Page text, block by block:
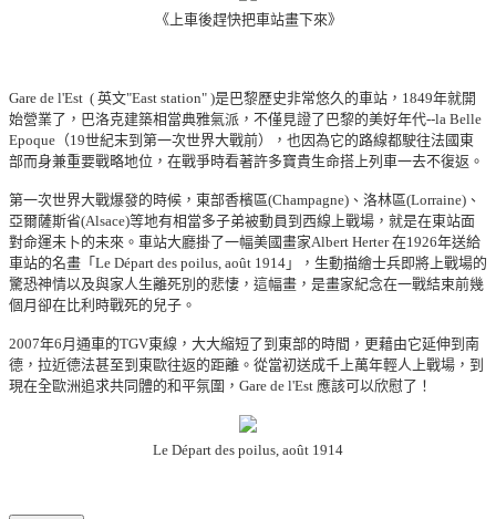
《 上車後趕快把車站畫下來》
Gare de l'Est ( 英文"East station" )是巴黎歷史非常悠久的車站， 1849年就開
始營業了，巴洛克建築相當典雅氣派，不僅見證了巴黎的美好年代--la Belle
Epoque （19世紀末到第一次世界大戰前），也因為它的路線都駛往法國東
部而身兼重要戰略地位，在戰爭時看著許多寶貴生命搭上列車一去不復返。
第一次世界大戰爆發的時候，東部香檳區(Champagne) 、洛林區(Lorraine) 、
亞爾薩斯省(Alsace)等地有相當多子弟被動員到西線上戰場，就是在東站面
對命運未卜的未來。車站大廳掛了一幅美國畫家Albert Herter在1926年送給
車站的名畫「 Le Départ des poilus, août 1914 」，生動描繪士兵即將上戰場的
驚恐神情以及與家人生離死別的悲悽，這幅畫，是畫家紀念在一戰結束前幾
個月卻在比利時戰死的兒子。
2007年6 月通車的TGV東線，大大縮短了到東部的時間，更藉由它延伸到南
德，拉近德法甚至到東歐往返的距離。從當初送成千上萬年輕人上戰場，到
現在全歐洲追求共同體的和平氛圍， Gare de l'Est 應該可以欣慰了！
Le Départ des poilus, août 1914